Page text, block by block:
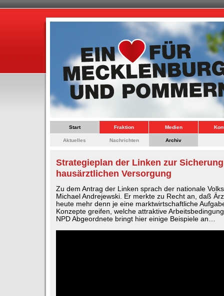
Start Fraktion Medien
Aktuelles Nachrichten Archiv
Strategieplan der Linken zur
hausärztlichen Versorgung
Zu dem Antrag der Linken sprach der nationale
Michael Andrejewski. Er merkte zu Recht an, daß
heute mehr denn je eine marktwirtschaftliche
Konzepte greifen, welche attraktive
NPD Abgeordnete bringt hier einige Beispiele an…